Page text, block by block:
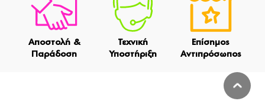
Αποστολή &
Παράδοση
Τεχνική
Υποστήριξη
Επίσημος
Αντιπρόσωπος